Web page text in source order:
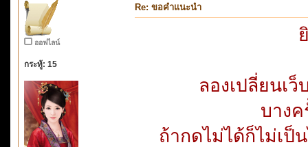
ออฟไลน์
กระทู้: 15
Re: ขอคำแนะนำ
ลองเปลี่ยนเ
บางค
ถ้ากดไม่ได้ก็ไม่เป็